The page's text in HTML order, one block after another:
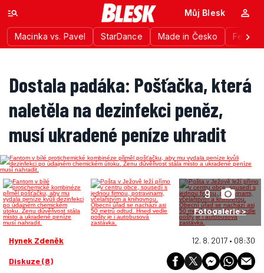
Macinka vs. Pavel StarDance Made in Česko
Můj Blesk
Dostala padáka: Pošťačka, která
naletěla na dezinfekci peněz,
musí ukradené peníze uhradit
9
Fotogalerie >
Hynek Zdeněk 12. 8. 2017 • 08:30
Diskuze (8)